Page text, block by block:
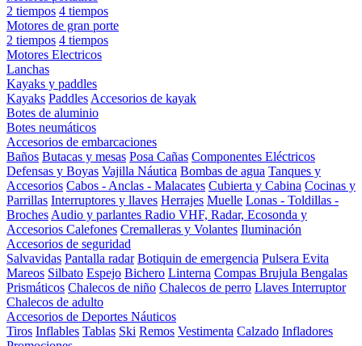
2 tiempos 4 tiempos
Motores de gran porte
2 tiempos 4 tiempos
Motores Electricos
Lanchas
Kayaks y paddles
Kayaks Paddles Accesorios de kayak
Botes de aluminio
Botes neumáticos
Accesorios de embarcaciones
Baños Butacas y mesas Posa Cañas Componentes Eléctricos
Defensas y Boyas Vajilla Náutica Bombas de agua Tanques y
Accesorios Cabos - Anclas - Malacates Cubierta y Cabina Cocinas y
Parrillas Interruptores y llaves Herrajes Muelle Lonas - Toldillas -
Broches Audio y parlantes Radio VHF, Radar, Ecosonda y
Accesorios Calefones Cremalleras y Volantes Iluminación
Accesorios de seguridad
Salvavidas Pantalla radar Botiquin de emergencia Pulsera Evita
Mareos Silbato Espejo Bichero Linterna Compas Brujula Bengalas
Prismáticos Chalecos de niño Chalecos de perro Llaves Interruptor
Chalecos de adulto
Accesorios de Deportes Náuticos
Tiros Inflables Tablas Ski Remos Vestimenta Calzado Infladores